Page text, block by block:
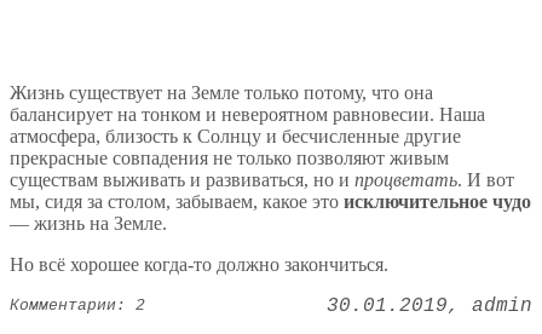
Жизнь существует на Земле только потому, что она
балансирует на тонком и невероятном равновесии. Наша
атмосфера, близость к Солнцу и бесчисленные другие
прекрасные совпадения не только позволяют живым
существам выживать и развиваться, но и процветать. И вот
мы, сидя за столом, забываем, какое это исключительное чудо
— жизнь на Земле.
Но всё хорошее когда-то должно закончиться.
Комментарии: 2 30.01.2019 admin